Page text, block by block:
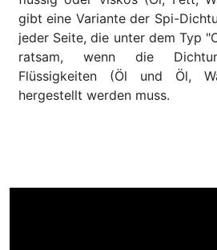
gibt eine Variante der Spi-
jeder Seite, die unter dem Typ
ratsam, wenn die
Flüssigkeiten (Öl und Öl,
hergestellt werden muss.